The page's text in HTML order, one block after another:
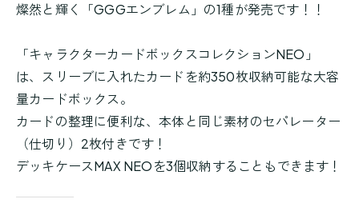
燦然と輝く「GGGエンブレム」の1種が発売です！！
「キャラクターカードボックスコレクションNEO」
は、スリーブに入れたカードを約350枚収納可能な大容
量カードボックス。
カードの整理に便利な、本体と同じ素材のセパレーター
（仕切り）2枚付きです！
デッキケースMAX NEOを3個収納することもできます！